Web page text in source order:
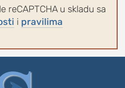
reCAPTCHA u skladu sa
i pravilima